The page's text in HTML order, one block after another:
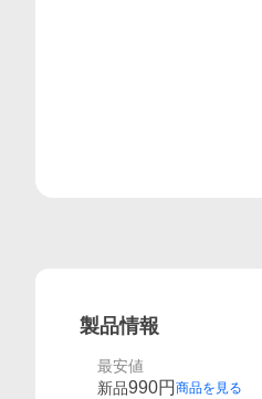
製品情報
最安値
新品990円 商品を見る